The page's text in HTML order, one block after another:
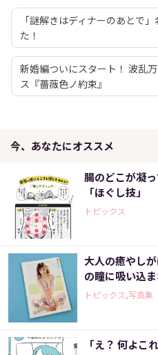
「謎解きはディナーのあとで
た！
新婚編ついにスタート！ 波乱
ス『薔薇色ノ約束』
今、あなたにオススメ
腸のどこが凝
「ほぐし技」
トピックス
大人の癒やし
の瞳に吸い込ま
トピックス,写真集
「え？ 何よこ